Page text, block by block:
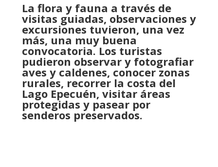
La flora y fauna a través de
visitas guiadas, observaciones y
excursiones tuvieron, una vez
más, una muy buena
convocatoria. Los turistas
pudieron observar y fotografiar
aves y caldenes, conocer zonas
rurales, recorrer la costa del
Lago Epecuén, visitar áreas
protegidas y pasear por
senderos preservados.